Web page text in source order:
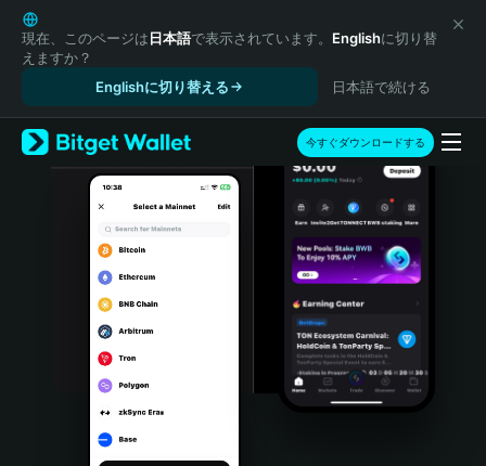
English
日本語
Tiếng Việt
Español (Latinoamérica)
Türkçe
Italiano
Português (Portugal)
Bahasa Indonesia
Português (Brasil)
現在、このページは日本語で表示されています。 Englishに切り替
えますか？
Englishに切り替える
日本語で続ける
今すぐダウンロードする